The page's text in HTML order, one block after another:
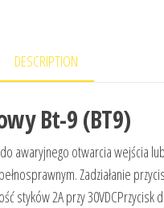
DESCRIPTION
Bt-9 (BT9)
awaryjnego otwarcia wejścia
Zadziałanie
styków 2A przy